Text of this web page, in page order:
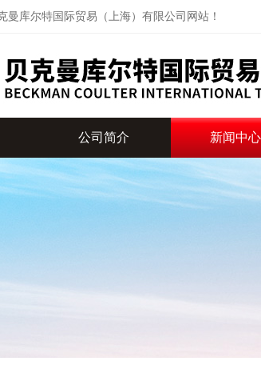
曼库尔特国际贸易（上海）有限公司网站！
公司简介 新闻中心